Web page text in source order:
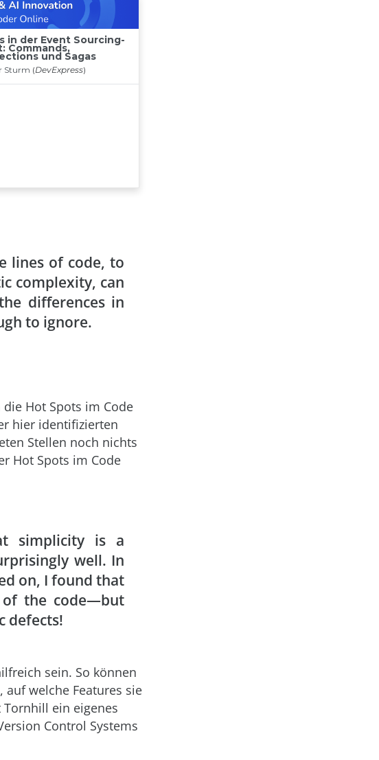
lines of code, to
complexity, can
differences in
to ignore.
Hot Spots im Code
hier identifizierten
Stellen noch nichts
Hot Spots im Code
simplicity is a
well. In
on, I found that
of the code—but
defects!
sein. So können
welche Features sie
Tornhill ein eigenes
Control Systems